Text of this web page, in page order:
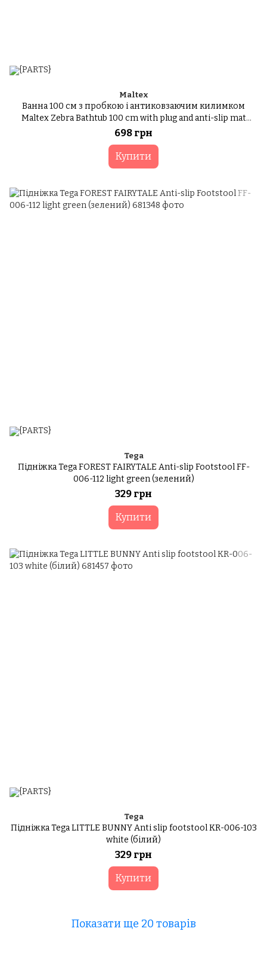
Maltex
Ванна 100 см з пробкою і антиковзаючим килимком
Maltex Zebra Bathtub 100 cm with plug and anti-slip mat
6753_41 pink (рожевий)
698 грн
Купити
Tega
Підніжка Tega FOREST FAIRYTALE Anti-slip Footstool FF-
006-112 light green (зелений)
329 грн
Купити
Tega
Підніжка Tega LITTLE BUNNY Anti slip footstool KR-006-103
white (білий)
329 грн
Купити
Показати ще 20 товарів